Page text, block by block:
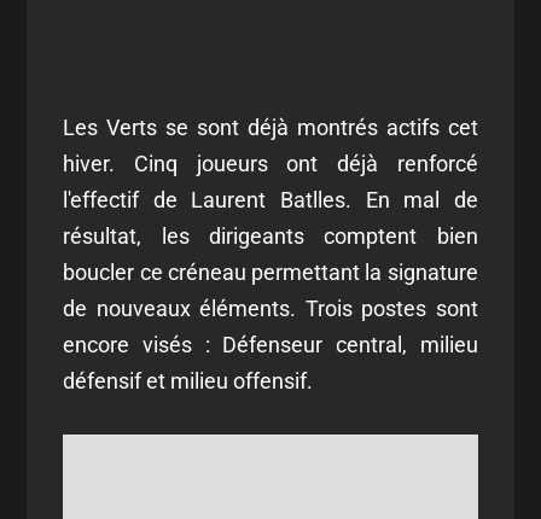
Les Verts se sont déjà montrés actifs cet
hiver. Cinq joueurs ont déjà renforcé
l'effectif de Laurent Batlles. En mal de
résultat, les dirigeants comptent bien
boucler ce créneau permettant la signature
de nouveaux éléments. Trois postes sont
encore visés : Défenseur central, milieu
défensif et milieu offensif.